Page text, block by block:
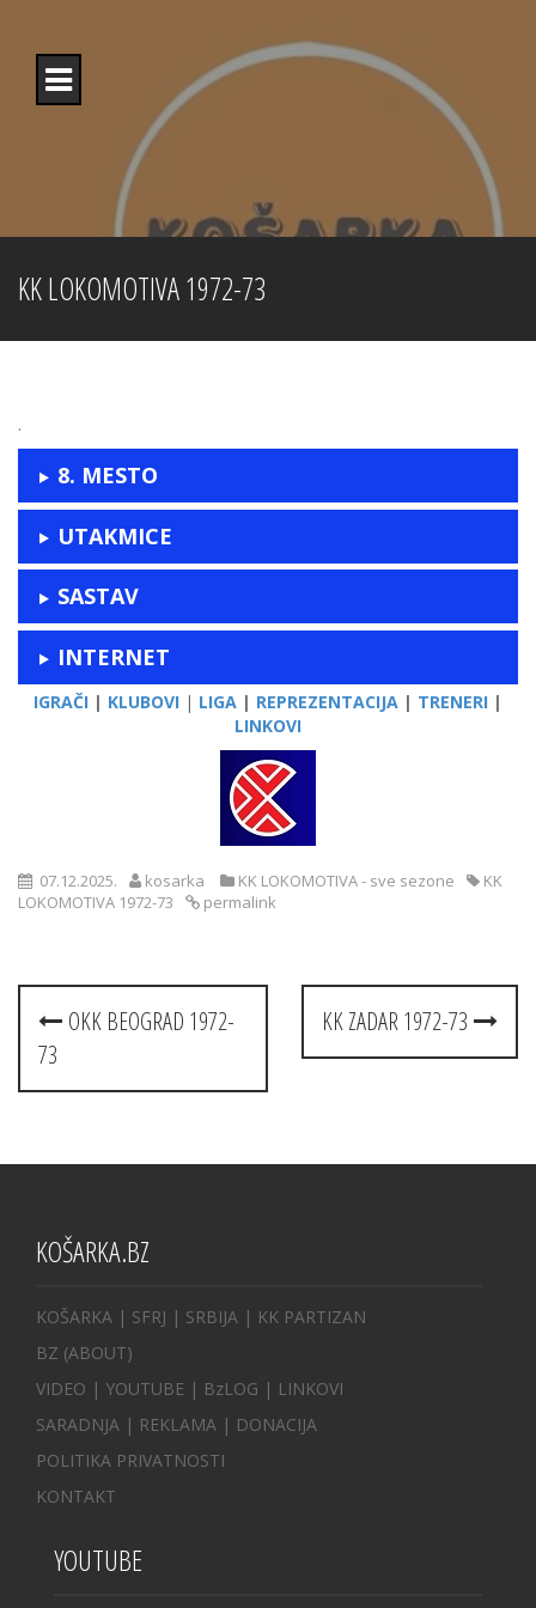
content
KK LOKOMOTIVA 1972-73
.
8. MESTO
UTAKMICE
SASTAV
INTERNET
IGRAČI | KLUBOVI | LIGA | REPREZENTACIJA | TRENERI |
LINKOVI
07.12.2025. kosarka KK LOKOMOTIVA - sve sezone
KK
LOKOMOTIVA 1972-73
permalink
Post
navigation
OKK BEOGRAD 1972-
73
KK ZADAR 1972-73
KOŠARKA.BZ
KOŠARKA | SFRJ | SRBIJA | KK PARTIZAN
BZ (ABOUT)
VIDEO | YOUTUBE | BzLOG | LINKOVI
SARADNJA | REKLAMA | DONACIJA
POLITIKA PRIVATNOSTI
KONTAKT
YOUTUBE